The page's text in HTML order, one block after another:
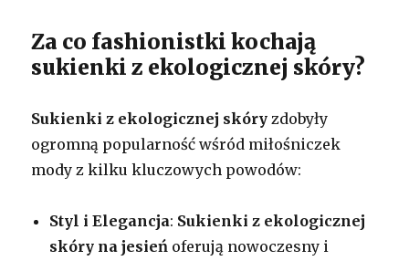
Za co fashionistki kochają
sukienki z ekologicznej skóry?
Sukienki z ekologicznej skóry zdobyły
ogromną popularność wśród miłośniczek
mody z kilku kluczowych powodów:
Styl i Elegancja: Sukienki z ekologicznej
skóry na jesień oferują nowoczesny i